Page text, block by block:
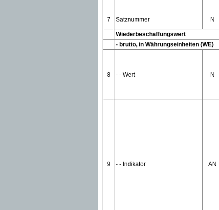
7 Satznummer N
Wiederbeschaffungswert
- brutto, in Währungseinheiten (WE)
8 - - Wert N
9 - - Indikator AN